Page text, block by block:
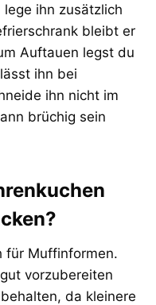
lege ihn zusätzlich
bleibt er
Auftauen legst du
ihn bei
ihn nicht im
brüchig sein
für Muffinformen.
vorzubereiten
da kleinere